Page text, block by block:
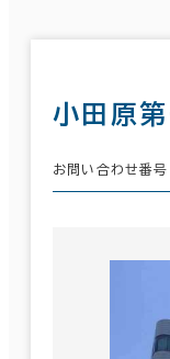
小田原
お問い合わせ番号